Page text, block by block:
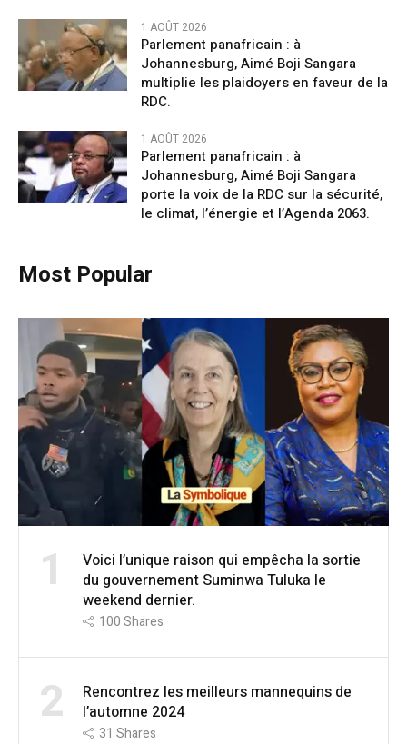
1 AOÛT 2026
Parlement panafricain : à
Johannesburg, Aimé Boji Sangara
multiplie les plaidoyers en faveur de la
RDC.
1 AOÛT 2026
Parlement panafricain : à
Johannesburg, Aimé Boji Sangara
porte la voix de la RDC sur la sécurité,
le climat, l’énergie et l’Agenda 2063.
Most Popular
1
Voici l’unique raison qui empêcha la sortie
du gouvernement Suminwa Tuluka le
weekend dernier.
100Shares
2
Rencontrez les meilleurs mannequins de
l’automne 2024
31 Shares